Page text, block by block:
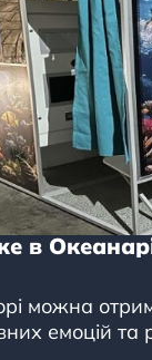
в
можна
емоцій